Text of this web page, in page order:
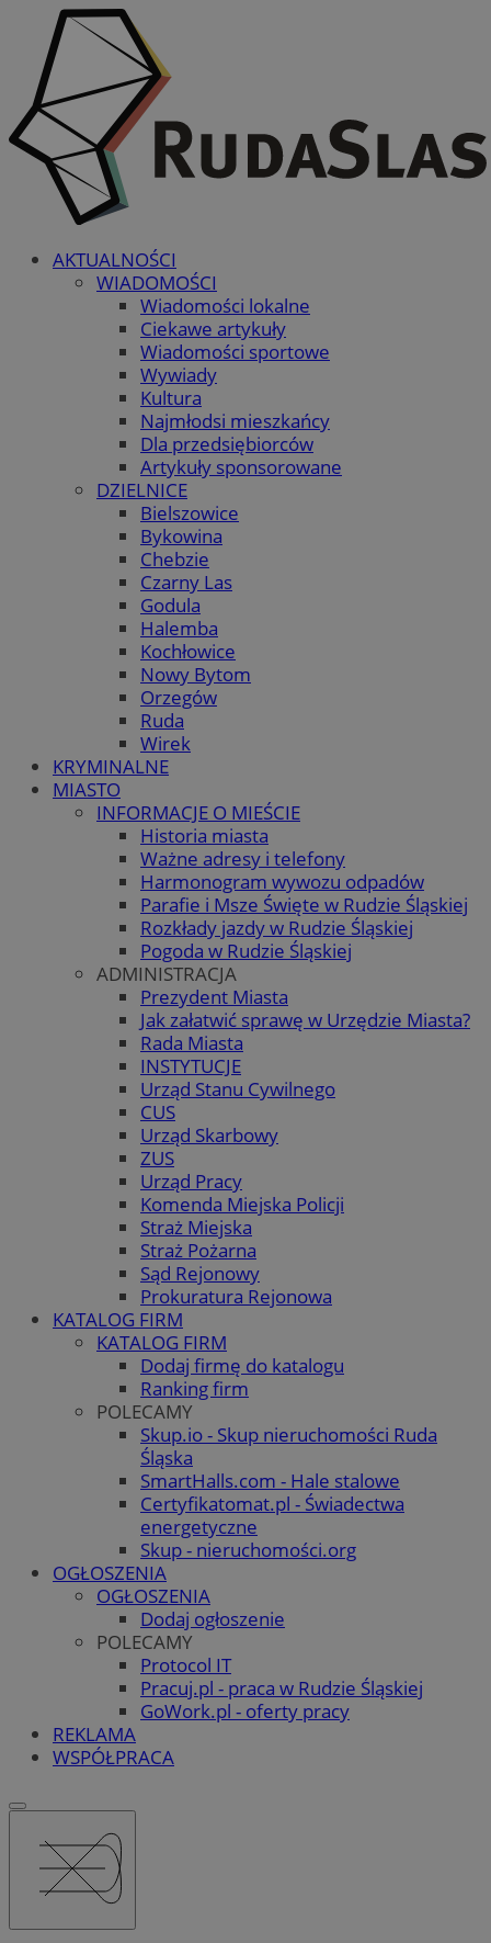
AKTUALNOŚCI
WIADOMOŚCI
Wiadomości lokalne
Ciekawe artykuły
Wiadomości sportowe
Wywiady
Kultura
Najmłodsi mieszkańcy
Dla przedsiębiorców
Artykuły sponsorowane
DZIELNICE
Bielszowice
Bykowina
Chebzie
Czarny Las
Godula
Halemba
Kochłowice
Nowy Bytom
Orzegów
Ruda
Wirek
KRYMINALNE
MIASTO
INFORMACJE O MIEŚCIE
Historia miasta
Ważne adresy i telefony
Harmonogram wywozu odpadów
Parafie i Msze Święte w Rudzie Śląskiej
Rozkłady jazdy w Rudzie Śląskiej
Pogoda w Rudzie Śląskiej
ADMINISTRACJA
Prezydent Miasta
Jak załatwić sprawę w Urzędzie Miasta?
Rada Miasta
INSTYTUCJE
Urząd Stanu Cywilnego
CUS
Urząd Skarbowy
ZUS
Urząd Pracy
Komenda Miejska Policji
Straż Miejska
Straż Pożarna
Sąd Rejonowy
Prokuratura Rejonowa
KATALOG FIRM
KATALOG FIRM
Dodaj firmę do katalogu
Ranking firm
POLECAMY
Skup.io - Skup nieruchomości Ruda
Śląska
SmartHalls.com - Hale stalowe
Certyfikatomat.pl - Świadectwa
energetyczne
Skup - nieruchomości.org
OGŁOSZENIA
OGŁOSZENIA
Dodaj ogłoszenie
POLECAMY
Protocol IT
Pracuj.pl - praca w Rudzie Śląskiej
GoWork.pl - oferty pracy
REKLAMA
WSPÓŁPRACA